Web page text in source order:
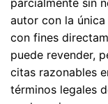
autor con la
con fines
puede revender,
citas razonables
términos legales